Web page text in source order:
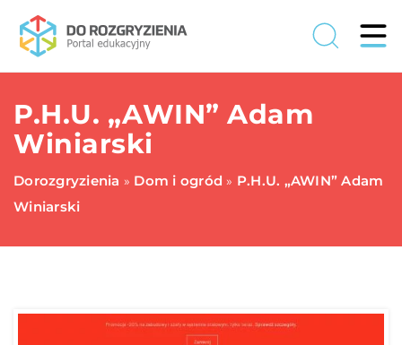
P.H.U. „AWIN” Adam
Winiarski
Dorozgryzienia » Dom i ogród » P.H.U. „AWIN” Adam
Winiarski